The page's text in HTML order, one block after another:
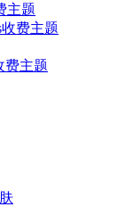
主题
收费主题
费主题